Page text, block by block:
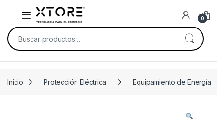
Skip to navigation
Skip to content
0
Buscar por:
Inicio Protección Eléctrica Equipamiento de Energía